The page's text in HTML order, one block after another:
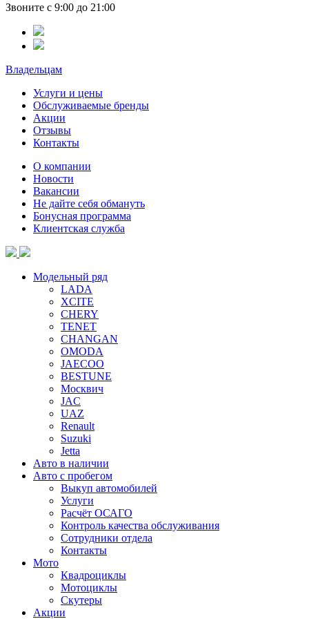
Звоните с 9:00 до 21:00
Владельцам
Услуги и цены
Обслуживаемые бренды
Акции
Отзывы
Контакты
О компании
Новости
Вакансии
Не дайте себя обмануть
Бонусная программа
Клиентская служба
Модельный ряд
LADA
XCITE
CHERY
TENET
CHANGAN
OMODA
JAECOO
BESTUNE
Москвич
JAC
UAZ
Renault
Suzuki
Jetta
Авто в наличии
Авто с пробегом
Выкуп автомобилей
Услуги
Расчёт ОСАГО
Контроль качества обслуживания
Сотрудники отдела
Контакты
Мото
Квадроциклы
Мотоциклы
Скутеры
Акции